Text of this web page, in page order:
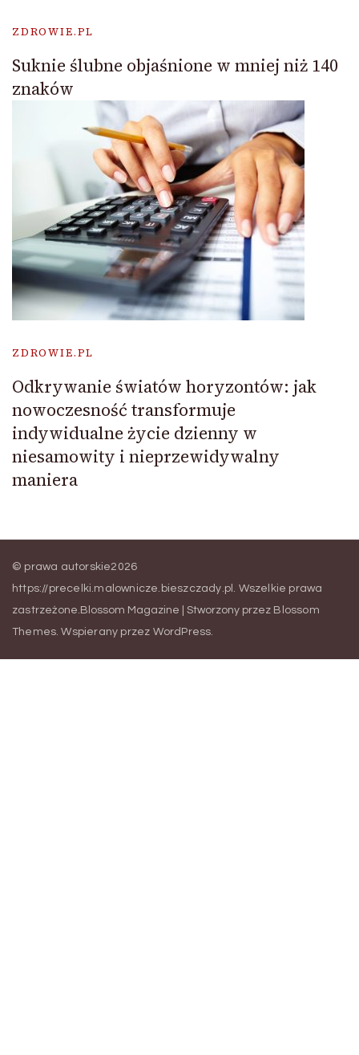
ZDROWIE.PL
Suknie ślubne objaśnione w mniej niż 140
znaków
ZDROWIE.PL
Odkrywanie światów horyzontów: jak
nowoczesność transformuje
indywidualne życie dzienny w
niesamowity i nieprzewidywalny
maniera
© prawa autorskie2026
https://precelki.malownicze.bieszczady.pl . Wszelkie prawa
zastrzeżone. Blossom Magazine | Stworzony przez Blossom
Themes. Wspierany przez WordPress.